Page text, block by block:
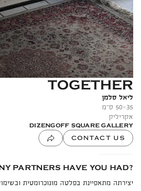
CONTACT US
TOGETHER
ליאל סלמן
אקריליק
DIZENGOFF SQUARE GALLERY
PARTNERS HAVE YOU HAD?
יצירתה מתאפיינת בפלטה מונוכרומטית